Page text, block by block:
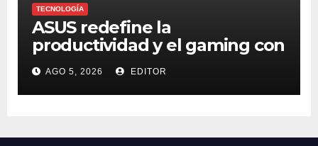
TECNOLOGÍA
ASUS redefine la
productividad y el gaming con
la experiencia Duo
AGO 5, 2026 EDITOR